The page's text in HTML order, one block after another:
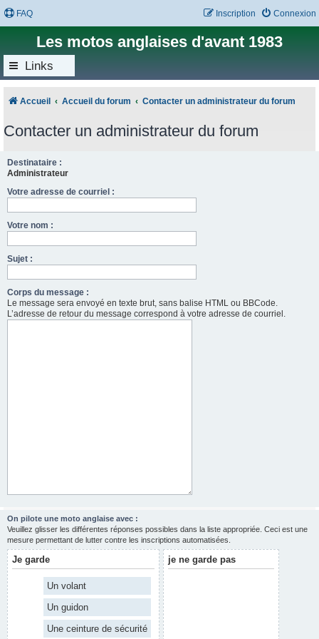
FAQ Connexion
Inscription
Les motos anglaises d'avant 1983
Links
Accueil Accueil du forum Contacter un administrateur du forum
Contacter un administrateur du forum
Destinataire :
Administrateur
Votre adresse de courriel :
Votre nom :
Sujet :
Corps du message :
Le message sera envoyé en texte brut, sans balise HTML ou BBCode.
L’adresse de retour du message correspond à votre adresse de courriel.
On pilote une moto anglaise avec :
Veuillez glisser les différentes réponses possibles dans la liste appropriée. Ceci est une
mesure permettant de lutter contre les inscriptions automatisées.
Je garde
Un volant
Un guidon
Une ceinture de sécurité
je ne garde pas